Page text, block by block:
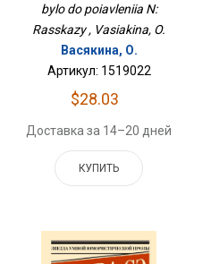
bylo do poiavleniia N:
Rasskazy , Vasiakina, O.
Васякина, О.
Артикул: 1519022
$28.03
Доставка за 14–20 дней
КУПИТЬ